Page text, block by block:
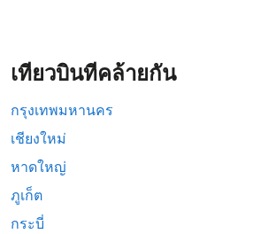
เที่ยวบินที่คล้ายกัน
กรุงเทพมหานคร
เชียงใหม่
หาดใหญ่
ภูเก็ต
กระบี่